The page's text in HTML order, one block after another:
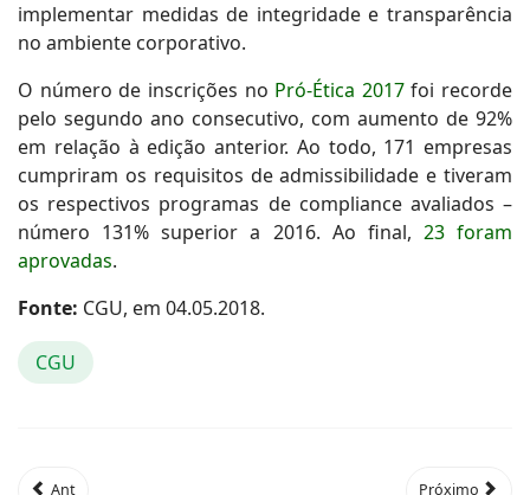
implementar medidas de integridade e transparência
no ambiente corporativo.
O número de inscrições no Pró-Ética 2017foi recorde
pelo segundo ano consecutivo, com aumento de 92%
em relação à edição anterior. Ao todo, 171 empresas
cumpriram os requisitos de admissibilidade e tiveram
os respectivos programas de compliance avaliados –
número 131% superior a 2016. Ao final, 23 foram
aprovadas.
Fonte: CGU, em 04.05.2018.
CGU
Ant Próximo